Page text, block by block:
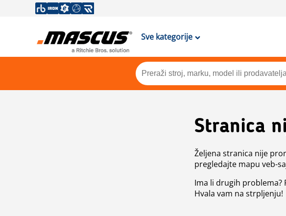
Sve kategorije
Stranica
Željena stranica nije
pregledajte mapu veb-
Ima li drugih problema?
Hvala vam na strpljenju!